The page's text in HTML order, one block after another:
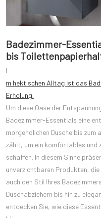
Badezimmer-
bis
I
m hektischen Alltag ist das
Erholung.
Um diese Oase der
Badezimmer-Essentials eine
morgendlichen Dusche bis zum
zählt, um ein komfortables und
schaffen. In diesem Sinne
unverzichtbaren Produkten,
auch den Stil Ihres
Duschabziehern bis hin zu
entdecken Sie, wie diese